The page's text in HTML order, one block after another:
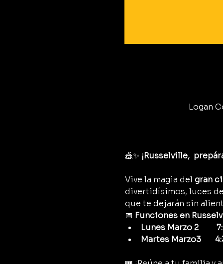
Logan
🎪✨ ¡Russelville,
Vive la magia del gran
divertidísimos, luces
que te dejarán sin
📅 Funciones en
Lunes Marzo 2
Martes Marzo3